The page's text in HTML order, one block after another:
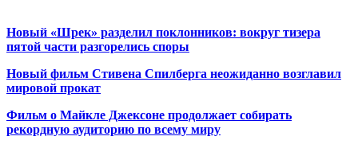
Новый «Шрек» разделил поклонников: вокруг тизера
пятой части разгорелись споры
Новый фильм Стивена Спилберга неожиданно возглавил
мировой прокат
Фильм о Майкле Джексоне продолжает собирать
рекордную аудиторию по всему миру